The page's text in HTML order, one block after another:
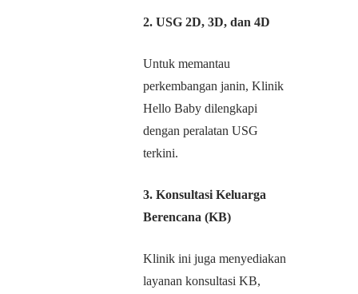
2. USG 2D, 3D, dan 4D
Untuk memantau
perkembangan janin, Klinik
Hello Baby dilengkapi
dengan peralatan USG
terkini.
3. Konsultasi Keluarga
Berencana (KB)
Klinik ini juga menyediakan
layanan konsultasi KB,